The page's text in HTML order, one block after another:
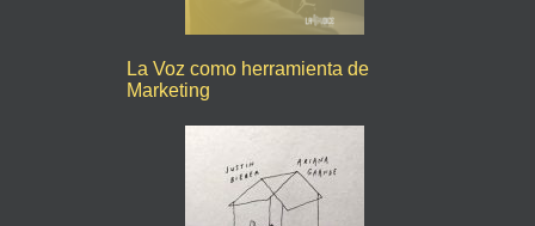
La Voz como herramienta de
Marketing